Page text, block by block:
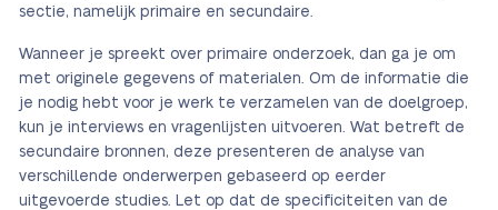
sectie, namelijk primaire en secundaire.
Wanneer je spreekt over primaire onderzoek, dan ga je om
met originele gegevens of materialen. Om de informatie die
je nodig hebt voor je werk te verzamelen van de doelgroep,
kun je interviews en vragenlijsten uitvoeren. Wat betreft de
secundaire bronnen, deze presenteren de analyse van
verschillende onderwerpen gebaseerd op eerder
uitgevoerde studies. Let op dat de specificiteiten van de